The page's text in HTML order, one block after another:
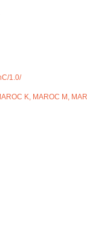
1.0/
K, MAROC M,